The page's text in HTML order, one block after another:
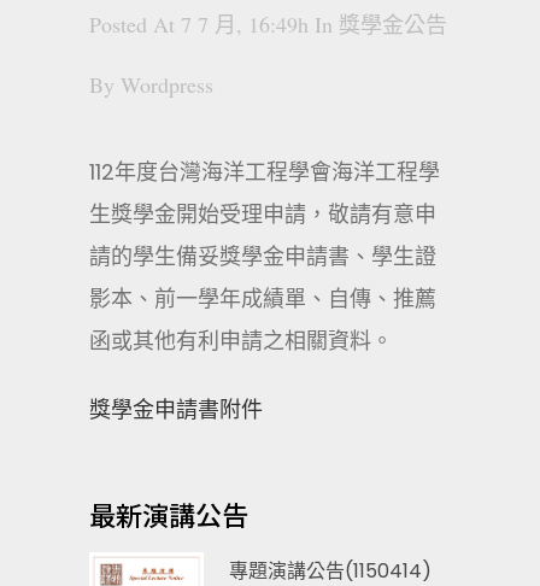
Posted At 7 7 月, 16:49h In 獎學金公告
By Wordpress
112年度台灣海洋工程學會海洋工程學
生獎學金開始受理申請，敬請有意申
請的學生備妥獎學金申請書、學生證
影本、前一學年成績單、自傳、推薦
函或其他有利申請之相關資料。
獎學金申請書附件
最新演講公告
專題演講公告(1150414)